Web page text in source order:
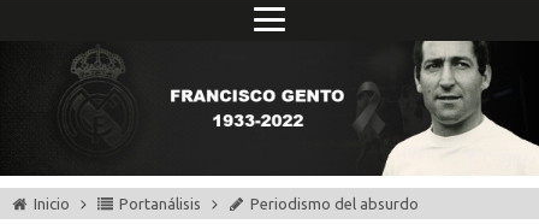
Inicio Portanálisis Periodismo del absurdo